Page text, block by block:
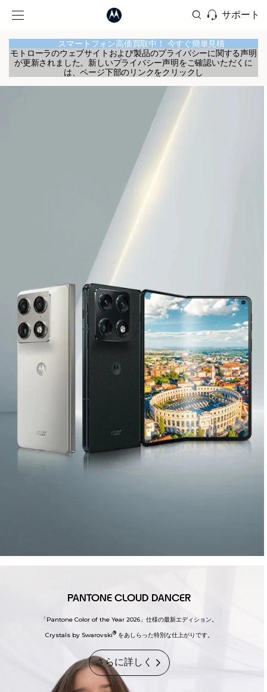
サポート
スマートフォン高価買取中！ 今すぐ簡単見積
モトローラのウェブサイトおよび製品のプライバシーに関する声明
が更新されました。新しいプライバシー声明をご確認いただくに
は、ページ下部のリンクをクリックし
razrの新たな章が、
ここから始まる。
あなたに寄り添う、まったく新しい motorola razr fold。
PANTONE CLOUD DANCER
「Pantone Color of the Year 2026」仕様の最新エディション。
Crystals by Swarovski®をあしらった特別な仕上がりです。
さらに詳しく